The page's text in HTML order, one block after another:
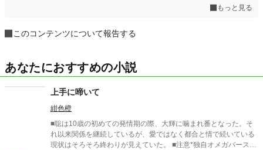
もっと見る
このコンテンツについて報告する
あなたにおすすめの小説
上手に啼いて
紺色橙
■聡は10歳の初めての発情期の際、大輝に噛まれ番となった。そ
れ以来関係を継続しているが、愛ではなく都合と情で続いている
現状はそろそろ終わりが見えていた。 ■注意*独自オメガバース設